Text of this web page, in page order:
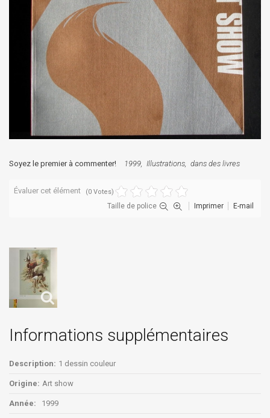
Soyez le premier à commenter! 1999 Illustrations dans des livres
Évaluer cet élément (0 Votes)
Taille de police Imprimer E-mail
Informations supplémentaires
Description: 1 dessin couleur
Origine: Art show
Année: 1999